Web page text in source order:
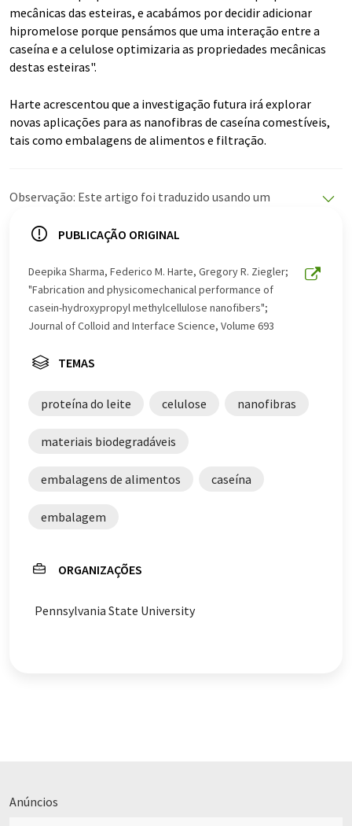
mecânicas das esteiras, e acabámos por decidir adicionar
hipromelose porque pensámos que uma interação entre a
caseína e a celulose optimizaria as propriedades mecânicas
destas esteiras".
Harte acrescentou que a investigação futura irá explorar
novas aplicações para as nanofibras de caseína comestíveis,
tais como embalagens de alimentos e filtração.
Observação: Este artigo foi traduzido usando um
LUMITOS oferece essas traduções automáticas para
Como este artigo foi traduzido com tradução
automática, é possível que contenha erros de
vocabulário, sintaxe ou gramática. O artigo original em
Inglês pode ser encontradoaqui.
PUBLICAÇÃO ORIGINAL
Deepika Sharma, Federico M. Harte, Gregory R. Ziegler;
"Fabrication and physicomechanical performance of
casein-hydroxypropyl methylcellulose nanofibers";
Journal of Colloid and Interface Science, Volume 693
TEMAS
proteína do leite celulose nanofibras
materiais biodegradáveis
embalagens de alimentos caseína
embalagem
ORGANIZAÇÕES
Pennsylvania State University
Anúncios